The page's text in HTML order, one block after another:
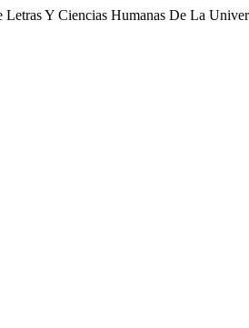
Y Ciencias Humanas De La